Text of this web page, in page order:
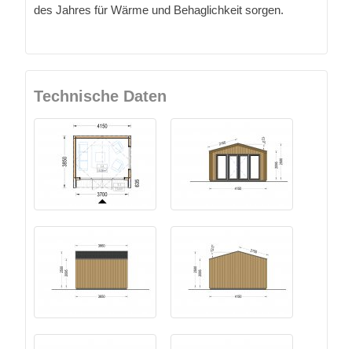
des Jahres für Wärme und Behaglichkeit sorgen.
Technische Daten